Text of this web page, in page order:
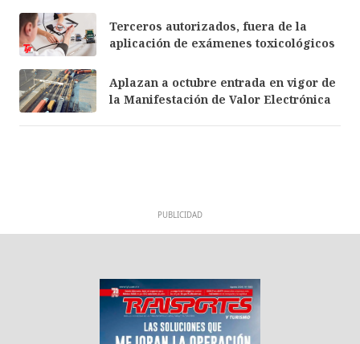
Terceros autorizados, fuera de la
aplicación de exámenes toxicológicos
Aplazan a octubre entrada en vigor de
la Manifestación de Valor Electrónica
PUBLICIDAD